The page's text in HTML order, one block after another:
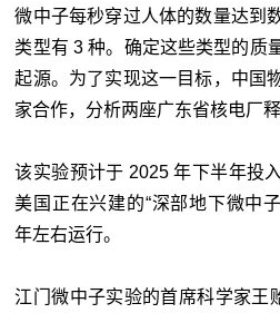
微中子每秒穿过人体的数量达到
类型有 3 种。确定这些类型的质
起源。为了实现这一目标，中国
家合作，分析两座广东省核电厂
该实验预计于 2025 年下半年投
美国正在兴建的“深部地下微中
年左右运行。
江门微中子实验的首席科学家王